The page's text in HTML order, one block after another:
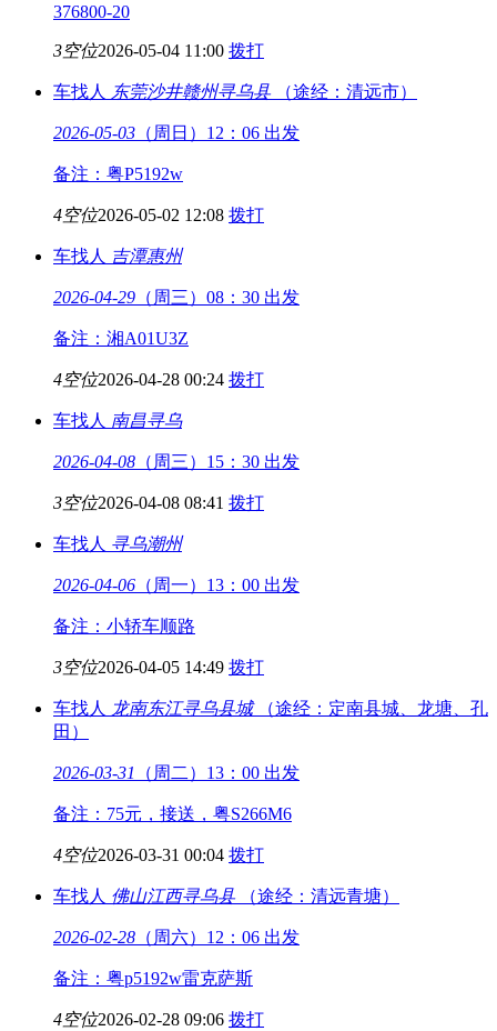
376800-20
3空位2026-05-04 11:00 拨打
车找人 东莞沙井赣州寻乌县 （途经：清远市）
2026-05-03 （周日）12：06 出发
备注：粤P5192w
4空位2026-05-02 12:08 拨打
车找人 吉潭惠州
2026-04-29 （周三）08：30 出发
备注：湘A01U3Z
4空位2026-04-28 00:24 拨打
车找人 南昌寻乌
2026-04-08 （周三）15：30 出发
3空位2026-04-08 08:41 拨打
车找人 寻乌潮州
2026-04-06 （周一）13：00 出发
备注：小轿车顺路
3空位2026-04-05 14:49 拨打
车找人 龙南东江寻乌县城
（途经：定南县城、龙塘、孔
田）
2026-03-31 （周二）13：00 出发
备注：75元，接送，粤S266M6
4空位2026-03-31 00:04 拨打
车找人 佛山江西寻乌县 （途经：清远青塘）
2026-02-28 （周六）12：06 出发
备注：粤p5192w雷克萨斯
4空位2026-02-28 09:06 拨打